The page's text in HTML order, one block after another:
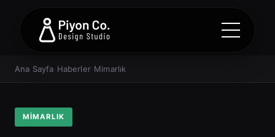
Ana Sayfa Haberler› Mimarlık
MIMARLIK